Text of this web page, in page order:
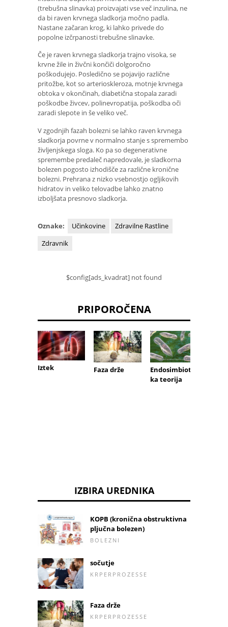
(trebušna slinavka) proizvajati vse več inzulina, ne
da bi raven krvnega sladkorja močno padla.
Nastane začaran krog, ki lahko privede do
popolne izčrpanosti trebušne slinavke.
Če je raven krvnega sladkorja trajno visoka, se
krvne žile in živčni končiči dolgoročno
poškodujejo. Posledično se pojavijo različne
pritožbe, kot so arterioskleroza, motnje krvnega
obtoka v okončinah, diabetična stopala zaradi
poškodbe živcev, polinevropatija, poškodba oči
zaradi slepote in še veliko več.
V zgodnjih fazah bolezni se lahko raven krvnega
sladkorja povrne v normalno stanje s spremembo
življenjskega sloga. Ko pa so degenerativne
spremembe predaleč napredovale, je sladkorna
bolezen pogosto izhodišče za različne kronične
bolezni. Prehrana z nizko vsebnostjo ogljikovih
hidratov in veliko telovadbe lahko znatno
izboljšata presnovo sladkorja.
Oznake: Učinkovine
Zdravilne Rastline
Zdravnik
$config[ads_kvadrat] not found
PRIPOROČENA
Iztek Faza drže
Endosimbiots
ka teorija
IZBIRA UREDNIKA
KOPB (kronična obstruktivna
pljučna bolezen)
BOLEZNI
sočutje
KRPERPROZESSE
Faza drže
KRPERPROZESSE